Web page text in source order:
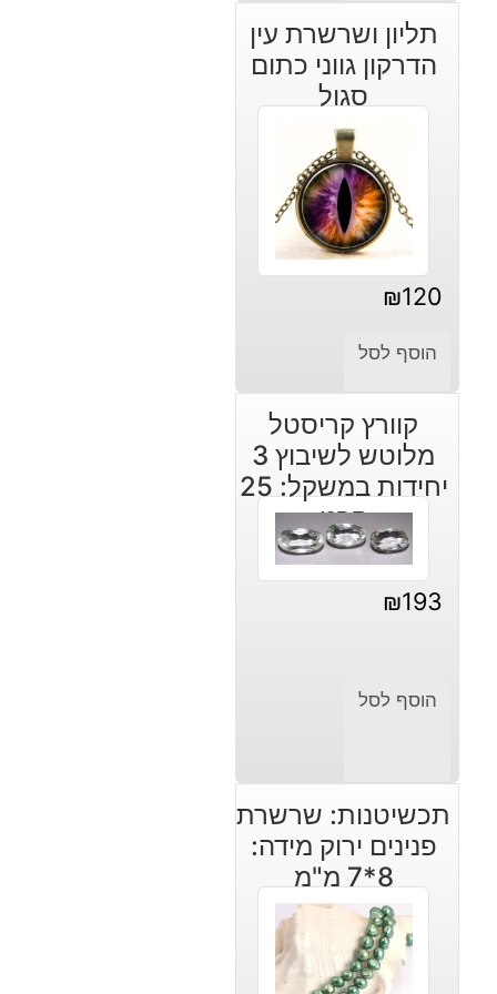
היה:
₪660.
הוא:
₪250.
תליון ושרשרת עין
הדרקון גווני כתום
סגול
₪120
הוסף לסל
קוורץ קריסטל
מלוטש לשיבוץ 3
יחידות במשקל: 25
קרט
₪193
הוסף לסל
תכשיטנות: שרשרת
פנינים ירוק מידה:
8*7 מ"מ